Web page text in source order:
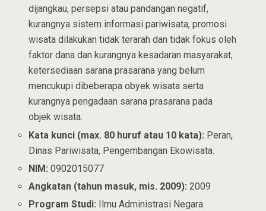
dijangkau, persepsi atau pandangan negatif,
kurangnya sistem informasi pariwisata, promosi
wisata dilakukan tidak terarah dan tidak fokus oleh
faktor dana dan kurangnya kesadaran masyarakat,
ketersediaan sarana prasarana yang belum
mencukupi dibeberapa obyek wisata serta
kurangnya pengadaan sarana prasarana pada
objek wisata.
Kata kunci (max. 80 huruf atau 10 kata): Peran,
Dinas Pariwisata, Pengembangan Ekowisata.
NIM: 0902015077
Angkatan (tahun masuk, mis. 2009): 2009
Program Studi: Ilmu Administrasi Negara